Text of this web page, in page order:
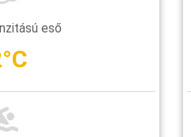
eső